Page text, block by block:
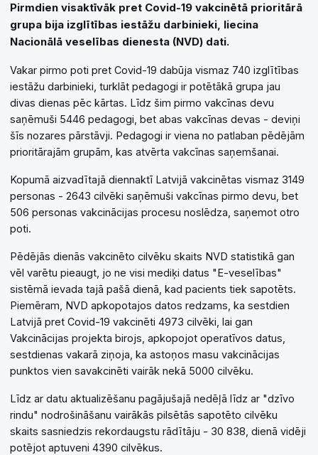
Pirmdien visaktīvāk pret Covid-19 vakcinētā prioritārā
grupa bija izglītības iestāžu darbinieki, liecina
Nacionālā veselības dienesta (NVD) dati.
Vakar pirmo poti pret Covid-19 dabūja vismaz 740 izglītības
iestāžu darbinieki, turklāt pedagogi ir potētākā grupa jau
divas dienas pēc kārtas. Līdz šim pirmo vakcīnas devu
saņēmuši 5446 pedagogi, bet abas vakcīnas devas - deviņi
šīs nozares pārstāvji. Pedagogi ir viena no patlaban pēdējām
prioritārajām grupām, kas atvērta vakcīnas saņemšanai.
Kopumā aizvadītajā diennaktī Latvijā vakcinētas vismaz 3149
personas - 2643 cilvēki saņēmuši vakcīnas pirmo devu, bet
506 personas vakcinācijas procesu noslēdza, saņemot otro
poti.
Pēdējās dienās vakcinēto cilvēku skaits NVD statistikā gan
vēl varētu pieaugt, jo ne visi mediķi datus "E-veselības"
sistēmā ievada tajā pašā dienā, kad pacients tiek sapotēts.
Piemēram, NVD apkopotajos datos redzams, ka sestdien
Latvijā pret Covid-19 vakcinēti 4973 cilvēki, lai gan
Vakcinācijas projekta birojs, apkopojot operatīvos datus,
sestdienas vakarā ziņoja, ka astoņos masu vakcinācijas
punktos vien savakcinēti vairāk nekā 5000 cilvēku.
Līdz ar datu aktualizēšanu pagājušajā nedēļā līdz ar "dzīvo
rindu" nodrošināšanu vairākās pilsētās sapotēto cilvēku
skaits sasniedzis rekordaugstu rādītāju - 30 838, dienā vidēji
potējot aptuveni 4390 cilvēkus.